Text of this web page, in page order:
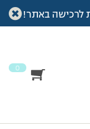
לרכישה באתר!
0